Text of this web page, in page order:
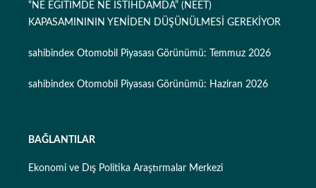
“NE EĞİTİMDE NE İSTİHDAMDA” (NEET)
KAPASAMINININ YENİDEN DÜŞÜNÜLMESİ GEREKİYOR
sahibindex Otomobil Piyasası Görünümü: Temmuz 2026
sahibindex Otomobil Piyasası Görünümü: Haziran 2026
BAĞLANTILAR
Ekonomi ve Dış Politika Araştırmalar Merkezi